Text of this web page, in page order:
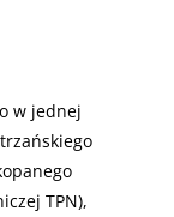
w jednej
TPN),